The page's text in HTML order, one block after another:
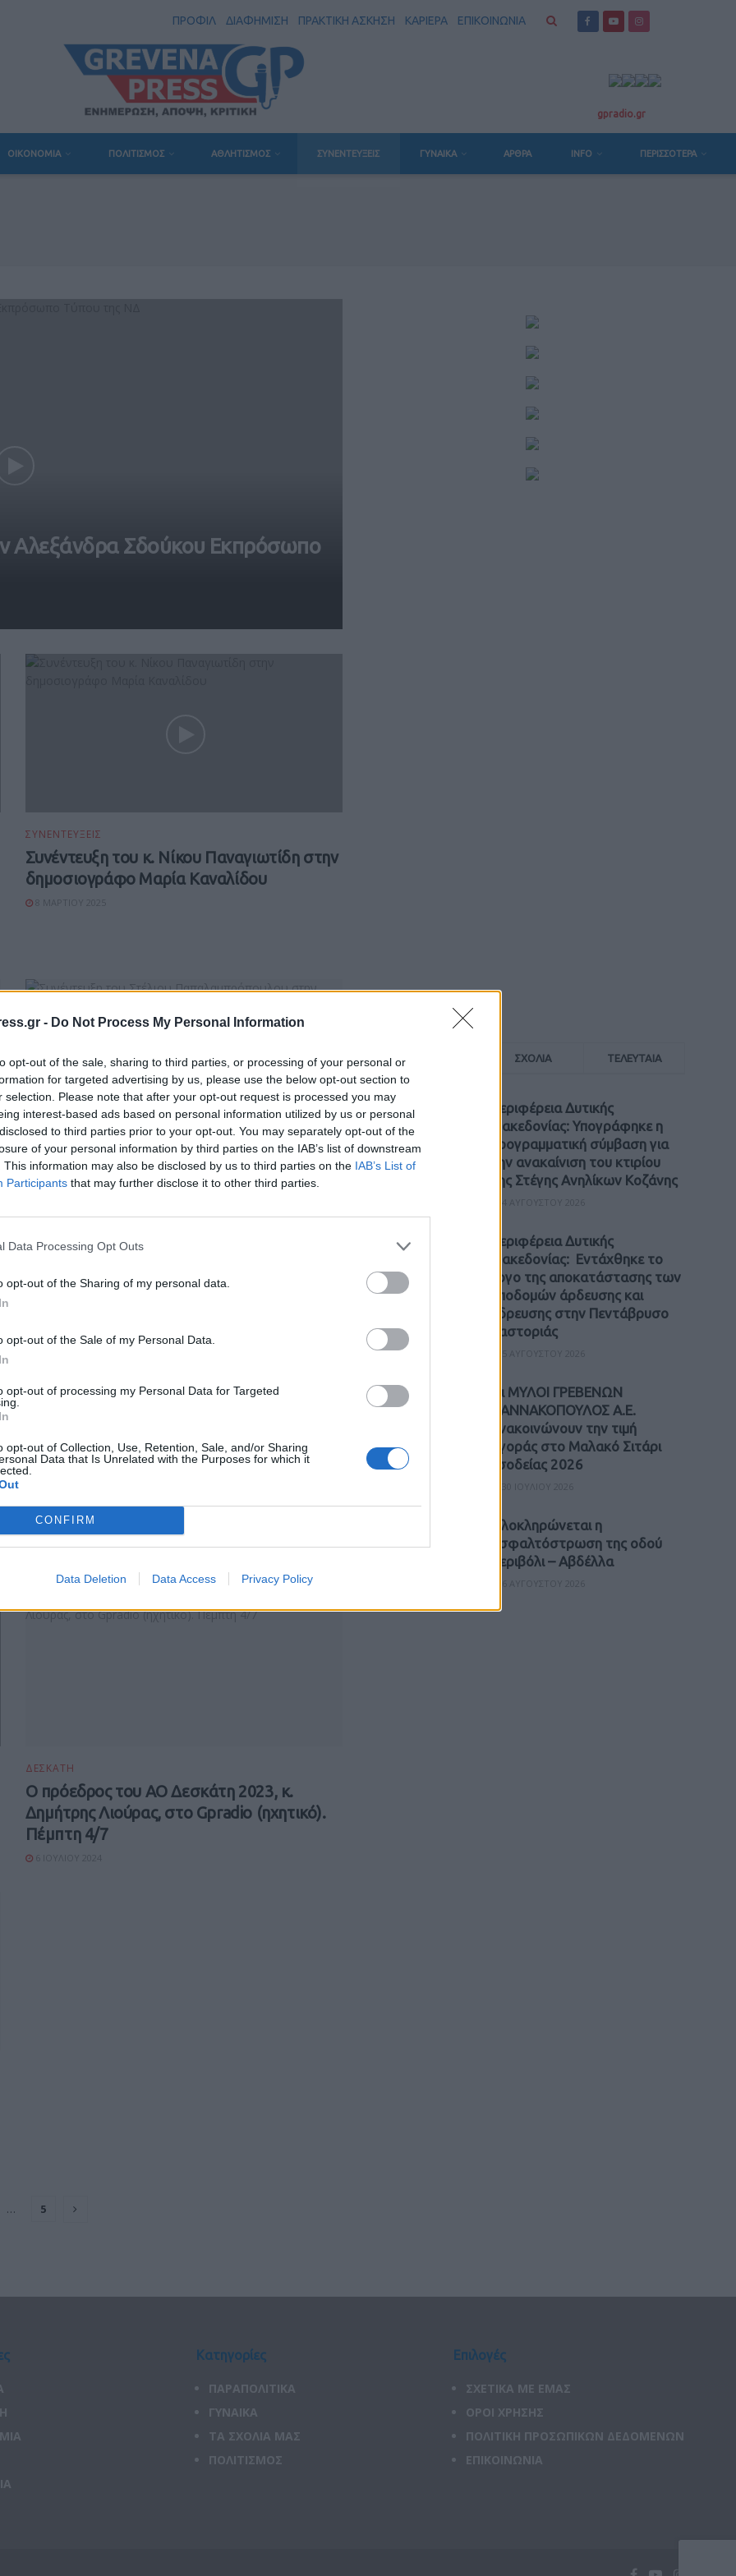
- Do Not Process My Personal Information
opt-out of the sale, sharing to third parties, or processing of your personal or
for targeted advertising by us, please use the below opt-out section to
selection. Please note that after your opt-out request is processed you may
interest-based ads based on personal information utilized by us or personal
to third parties prior to your opt-out. You may separately opt-out of the
of your personal information by third parties on the IAB’s list of downstream
This information may also be disclosed by us to third parties on the IAB’s List of
Participants that may further disclose it to other third parties.
Data Processing Opt Outs
opt-out of the Sharing of my personal data.
opt-out of the Sale of my Personal Data.
opt-out of processing my Personal Data for Targeted
opt-out of Collection, Use, Retention, Sale, and/or Sharing
Data that Is Unrelated with the Purposes for which it
CONFIRM
Data Deletion Data Access Privacy Policy
ΠΡΟΦΙΛ ΔΙΑΦΗΜΙΣΗ ΠΡΑΚΤΙΚΗ ΑΣΚΗΣΗ ΚΑΡΙΕΡΑ ΕΠΙΚΟΙΝΩΝΙΑ
gpradio.gr
ΟΙΚΟΝΟΜΙΑ ΠΟΛΙΤΙΣΜΟΣ ΑΘΛΗΤΙΣΜΟΣ ΣΥΝΕΝΤΕΥΞΕΙΣ ΓΥΝΑΙΚΑ ΆΡΘΡΑ INFO ΠΕΡΙΣΣΟΤΕΡΑ
Αλεξάνδρα Σδούκου Εκπρόσωπο
ΣΥΝΕΝΤΕΥΞΕΙΣ
Συνέντευξη του κ. Νίκου Παναγιωτίδη στην
δημοσιογράφο Μαρία Καναλίδου
8 ΜΑΡΤΊΟΥ 2025
ΣΥΝΕΝΤΕΥΞΕΙΣ
Συνέντευξη του Στέλιου
4 ΣΕΠΤΕΜΒΡΊΟΥ 2024
ΣΥΝΕΝΤΕΥΞΕΙΣ
Αρχιτεκτονικής ΔΠΘ Νίκο Κοσμίδη
22 ΑΥΓΟΎΣΤΟΥ 2024
ΔΕΣΚΑΤΗ
Ο πρόεδρος του ΑΟ Δεσκάτη 2023, κ.
Δημήτρης Λιούρας, στο Gpradio (ηχητικό).
Πέμπτη 4/7
6 ΙΟΥΛΊΟΥ 2024
… 5
ΣΧΟΛΙΑ ΤΕΛΕΥΤΑΙΑ
Περιφέρεια Δυτικής
Μακεδονίας: Υπογράφηκε η
προγραμματική σύμβαση για
την ανακαίνιση του κτιρίου
της Στέγης Ανηλίκων Κοζάνης
4 ΑΥΓΟΎΣΤΟΥ 2026
Περιφέρεια Δυτικής
Μακεδονίας: Εντάχθηκε το
έργο της αποκατάστασης των
υποδομών άρδευσης και
ύδρευσης στην Πεντάβρυσο
Καστοριάς
5 ΑΥΓΟΎΣΤΟΥ 2026
Οι ΜΥΛΟΙ ΓΡΕΒΕΝΩΝ
ΓΙΑΝΝΑΚΟΠΟΥΛΟΣ Α.Ε.
ανακοινώνουν την τιμή
αγοράς στο Μαλακό Σιτάρι
εσοδείας 2026
30 ΙΟΥΛΊΟΥ 2026
Ολοκληρώνεται η
ασφαλτόστρωση της οδού
Περιβόλι – Αβδέλλα
6 ΑΥΓΟΎΣΤΟΥ 2026
Κατηγορίες
ΠΑΡΑΠΟΛΙΤΙΚΑ
ΓΥΝΑΙΚΑ
ΤΑ ΣΧΟΛΙΑ ΜΑΣ
ΠΟΛΙΤΙΣΜΟΣ
Επιλογές
ΣΧΕΤΙΚΑ ΜΕ ΕΜΑΣ
ΟΡΟΙ ΧΡΗΣΗΣ
ΠΟΛΙΤΙΚΗ ΠΡΟΣΩΠΙΚΩΝ ΔΕΔΟΜΕΝΩΝ
ΕΠΙΚΟΙΝΩΝΙΑ